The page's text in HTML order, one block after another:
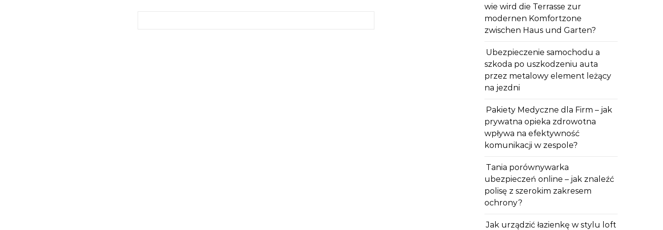
wie wird die Terrasse zur
modernen Komfortzone
zwischen Haus und Garten?
Ubezpieczenie samochodu a
szkoda po uszkodzeniu auta
przez metalowy element leżący
na jezdni
Pakiety Medyczne dla Firm – jak
prywatna opieka zdrowotna
wpływa na efektywność
komunikacji w zespole?
Tania porównywarka
ubezpieczeń online – jak znaleźć
polisę z szerokim zakresem
ochrony?
Jak urządzić łazienkę w stylu loft